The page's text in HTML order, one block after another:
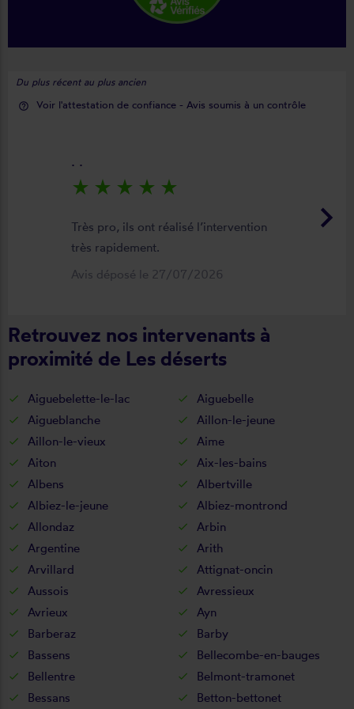
Du plus récent au plus ancien
help_outline Voir l'attestation de confiance - Avis soumis à un contrôle
keyboard_arrow_right
. .
star_rate star_rate star_rate star_rate star_rate
Très pro, ils ont réalisé l’intervention
très rapidement.
Avis déposé le 27/07/2026
Retrouvez nos intervenants à
proximité de Les déserts
Aiguebelette-le-lac
Aiguebelle
Aigueblanche
Aillon-le-jeune
Aillon-le-vieux
Aime
Aiton
Aix-les-bains
Albens
Albertville
Albiez-le-jeune
Albiez-montrond
Allondaz
Arbin
Argentine
Arith
Arvillard
Attignat-oncin
Aussois
Avressieux
Avrieux
Ayn
Barberaz
Barby
Bassens
Bellecombe-en-bauges
Bellentre
Belmont-tramonet
Bessans
Betton-bettonet